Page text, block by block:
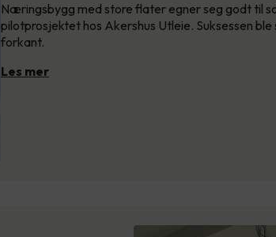
Næringsbygg med store flater egner seg godt til
pilotprosjektet hos Akershus Utleie. Suksessen
forkant.
Les mer